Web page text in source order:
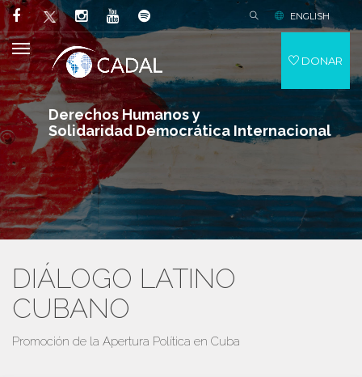
Derechos Humanos y
Solidaridad Democrática Internacional
ENGLISH
DONAR
DIÁLOGO LATINO
CUBANO
Promoción de la Apertura Política en Cuba